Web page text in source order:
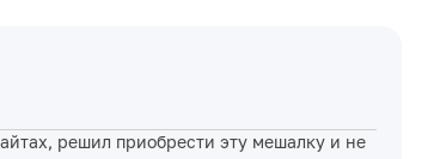
решил приобрести эту мешалку и не